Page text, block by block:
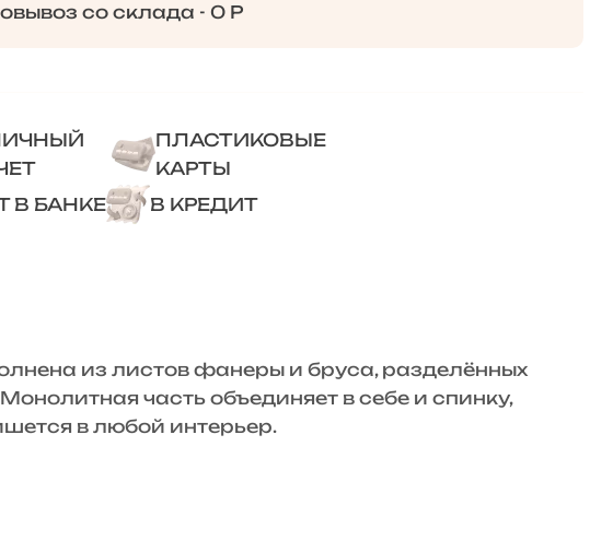
со склада - 0 Р
ПЛАСТИКОВЫЕ
КАРТЫ
В БАНКЕ
В КРЕДИТ
из листов фанеры и бруса, разделённых
часть объединяет в себе и спинку,
в любой интерьер.